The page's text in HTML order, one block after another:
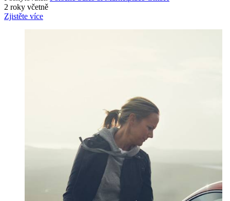
2 roky včetně
Zjistěte více